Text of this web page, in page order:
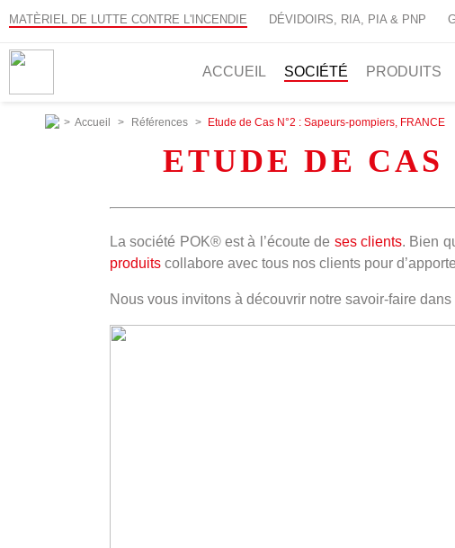
MATÈRIEL DE LUTTE CONTRE L'INCENDIE DÉVIDOIRS, RIA, PIA & PNP
ACCUEIL SOCIÉTÉ PRODUITS
> Accueil > Références > Etude de Cas N°2 : Sapeurs-pompiers, FRANCE
ETUDE DE CAS
La société POK® est à l’écoute de ses clients. Bien
produits collabore avec tous nos clients pour
Nous vous invitons à découvrir notre savoir-faire dans